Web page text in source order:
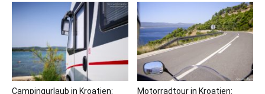
Campingurlaub in Kroatien: Motorradtour in Kroatien: